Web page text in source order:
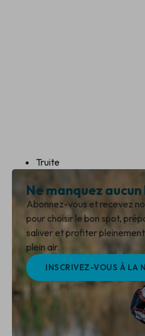
Truite
Ne manquez
Abonnez-vous et recevez
pour choisir le bon spot,
saliver et profiter
plein air.
INSCRIVEZ-VOUS À LA